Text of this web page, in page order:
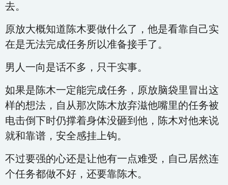
去。
原放大概知道陈木要做什么了，他是看靠自己实
在是无法完成任务所以准备接手了。
男人一向是话不多，只干实事。
如果是陈木一定能完成任务，原放脑袋里冒出这
样的想法，自从那次陈木放弃滋他嘴里的任务被
电击倒下时仍撑着身体没砸到他，陈木对他来说
就和靠谱，安全感挂上钩。
不过要强的心还是让他有一点难受，自己居然连
个任务都做不好，还要靠陈木。